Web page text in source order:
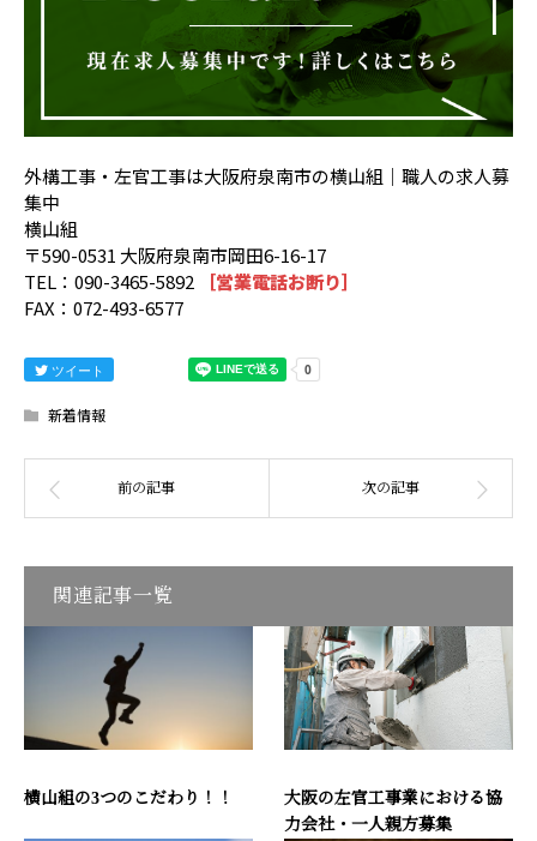
外構工事・左官工事は大阪府泉南市の横山組｜職人の求人募
集中
横山組
〒590-0531 大阪府泉南市岡田6-16-17
TEL：090-3465-5892
［営業電話お断り］
FAX：072-493-6577
ツイート
新着情報
関連記事一覧
横山組の3つのこだわり！！
大阪の左官工事業における協
力会社・一人親方募集